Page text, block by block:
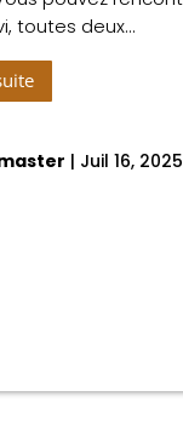
toutes deux...
| Juil 16, 2025